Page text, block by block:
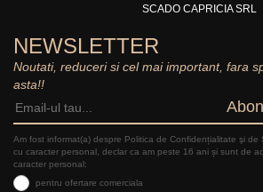
SCADO CAPRICIA SRL
NEWSLETTER
Noutati, reduceri si cel mai important, fara
asta!!
Am fost informat(a) despre Politica de Confidențialitate şi de
cu caracter personal, declar ca am peste 16 ani și sunt de
caracter personal:
pentru ofertare comerciala